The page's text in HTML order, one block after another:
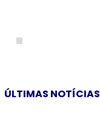
ÚLTIMAS NOTÍCIAS